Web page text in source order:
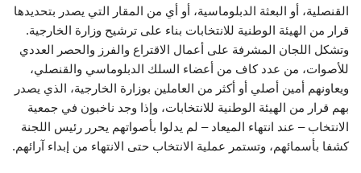
القنصلية، أو البعثة الدبلوماسية، أو أي من المقار التي يصدر بتحديدها
قرار من الهيئة الوطنية للانتخابات بناء على ترشيح وزارة الخارجية.
وتشكل اللجان المشرفة على أعمال الاقتراع والفرز والحصر العددي
للأصوات، من عدد كاف من أعضاء السلك الدبلوماسي والقنصلي،
ويعاونهم أمين أصلي أو أكثر من العاملين بوزارة الخارجية، الذي يصدر
بهم قرار من الهيئة الوطنية للانتخابات، وإذا وجد ناخبون في جمعية
الانتخاب – عند انتهاء الميعاد – لم يدلوا بأصواتهم يحرر رئيس اللجنة
كشفا بأسمائهم، وتستمر عملية الانتخاب حتى الانتهاء من إبداء آرائهم.